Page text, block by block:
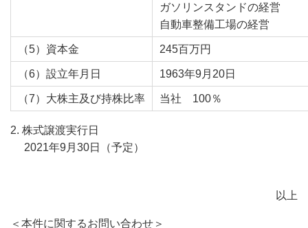
ガソリンスタンドの経営
自動車整備工場の経営
（5）資本金 245百万円
（6）設立年月日 1963年9月20日
（7）大株主及び持株比率 当社 100％
2. 株式譲渡実行日
2021年9月30日（予定）
以上
＜本件に関するお問い合わせ＞